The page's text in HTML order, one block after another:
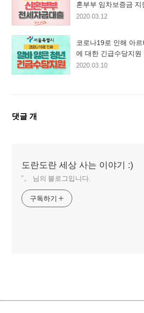
혼부부 임차보증금 지
2020.03.12
코로나19로 인해 아
에 대한 긴급수당지원
원씩 지급)
2020.03.10
댓
댓글 개
도란도란 세상 사는 이야기 :)
˚。 님의 블로그입니다.
구독하기